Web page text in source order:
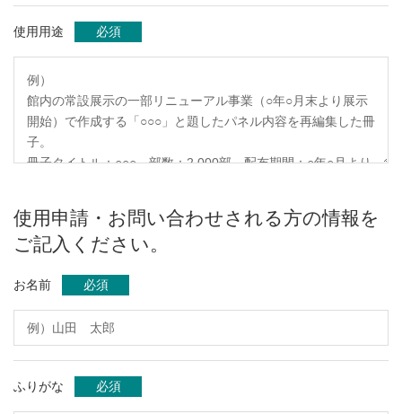
使用用途 必須
使用申請・お問い合わせされる方の情報を
ご記入ください。
お名前 必須
ふりがな 必須